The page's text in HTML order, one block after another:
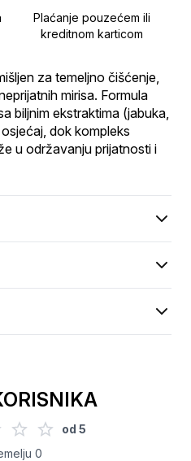
Plaćanje pouzećem ili
kreditnom karticom
za temeljno čišćenje,
mirisa. Formula
biljnim ekstraktima (jabuka,
dok kompleks
u održavanju prijatnosti i
od 5
0